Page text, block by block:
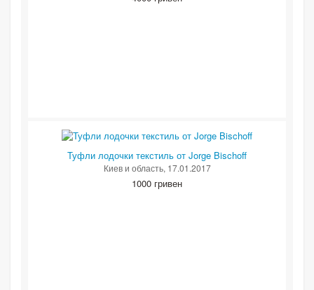
Туфли лодочки текстиль от Jorge Bischoff
Киев и область, 17.01.2017
1000 гривен